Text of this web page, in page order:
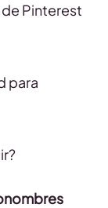
Pinterest
para